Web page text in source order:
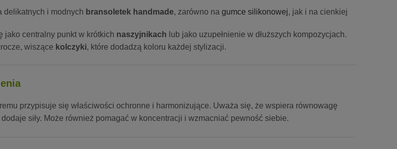
delikatnych i modnych bransoletek handmade, zarówno na gumce silikonowej, jak i na cienkiej
jako centralny punkt w krótkich naszyjnikach lub jako uzupełnienie w dłuższych kompozycjach.
wiszące kolczyki, które dodadzą koloru każdej stylizacji.
przypisuje się właściwości ochronne i harmonizujące. Uważa się, że wspiera równowagę
siły. Może również pomagać w koncentracji i wzmacniać pewność siebie.